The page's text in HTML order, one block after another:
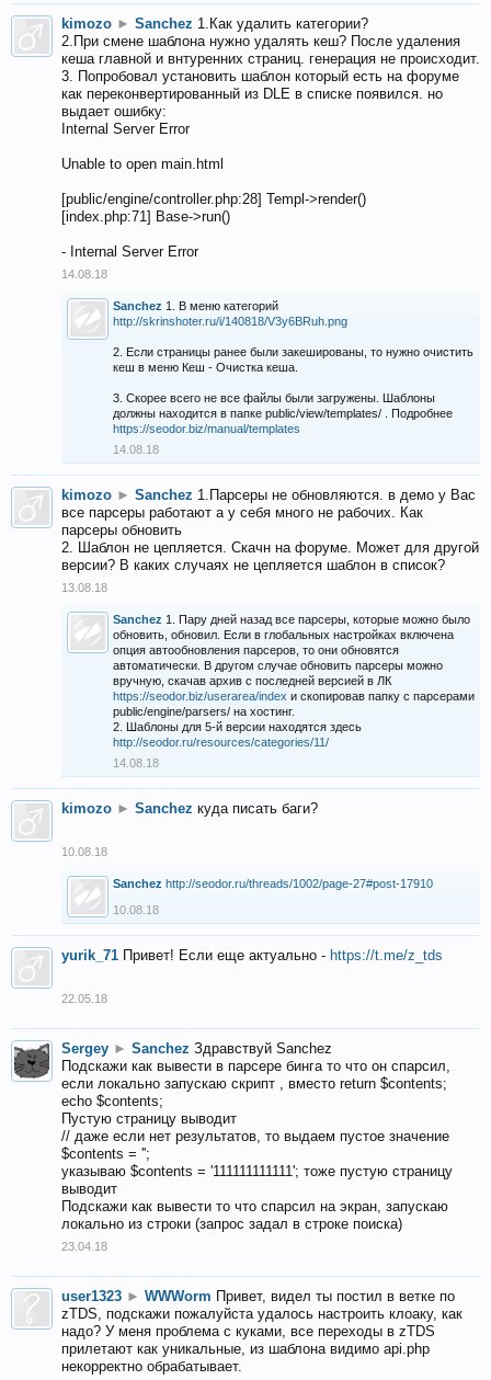
kimozo ► Sanchez 1.Как удалить категории?
2.При смене шаблона нужно удалять кеш? После удаления
кеша главной и внтуренних страниц. генерация не происходит.
3. Попробовал установить шаблон который есть на форуме
как переконвертированный из DLE в списке появился. но
выдает ошибку:
Internal Server Error
Unable to open main.html
[public/engine/controller.php:28] Templ->render()
[index.php:71] Base->run()
- Internal Server Error
14.08.18
Sanchez 1. В меню категорий
http://skrinshoter.ru/i/140818/V3y6BRuh.png
2. Если страницы ранее были закешированы, то нужно очистить
кеш в меню Кеш - Очистка кеша.
3. Скорее всего не все файлы были загружены. Шаблоны
должны находится в папке public/view/templates/ . Подробнее
https://seodor.biz/manual/templates
14.08.18
kimozo ► Sanchez 1.Парсеры не обновляются. в демо у Вас
все парсеры работают а у себя много не рабочих. Как
парсеры обновить
2. Шаблон не цепляется. Скачн на форуме. Может для другой
версии? В каких случаях не цепляется шаблон в список?
13.08.18
Sanchez 1. Пару дней назад все парсеры, которые можно было
обновить, обновил. Если в глобальных настройках включена
опция автообновления парсеров, то они обновятся
автоматически. В другом случае обновить парсеры можно
вручную, скачав архив с последней версией в ЛК
https://seodor.biz/userarea/index и скопировав папку с парсерами
public/engine/parsers/ на хостинг.
2. Шаблоны для 5-й версии находятся здесь
http://seodor.ru/resources/categories/11/
14.08.18
kimozo ► Sanchez куда писать баги?
10.08.18
Sanchez http://seodor.ru/threads/1002/page-27#post-17910
10.08.18
yurik_71 Привет! Если еще актуально - https://t.me/z_tds
22.05.18
Sergey ► Sanchez Здравствуй Sanchez
Подскажи как вывести в парсере бинга то что он спарсил,
если локально запускаю скрипт , вместо return $contents;
echo $contents;
Пустую страницу выводит
// даже если нет результатов, то выдаем пустое значение
$contents = '';
указываю $contents = '111111111111'; тоже пустую страницу
выводит
Подскажи как вывести то что спарсил на экран, запускаю
локально из строки (запрос задал в строке поиска)
23.04.18
user1323 ► WWWorm Привет, видел ты постил в ветке по
zTDS, подскажи пожалуйста удалось настроить клоаку, как
надо? У меня проблема с куками, все переходы в zTDS
прилетают как уникальные, из шаблона видимо api.php
некорректно обрабатывает.